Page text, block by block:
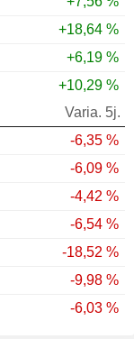
+18,64 %
+6,19 %
+10,29 %
Varia. 5j.
-6,35 %
-6,09 %
-4,42 %
-6,54 %
-18,52 %
-9,98 %
-6,03 %